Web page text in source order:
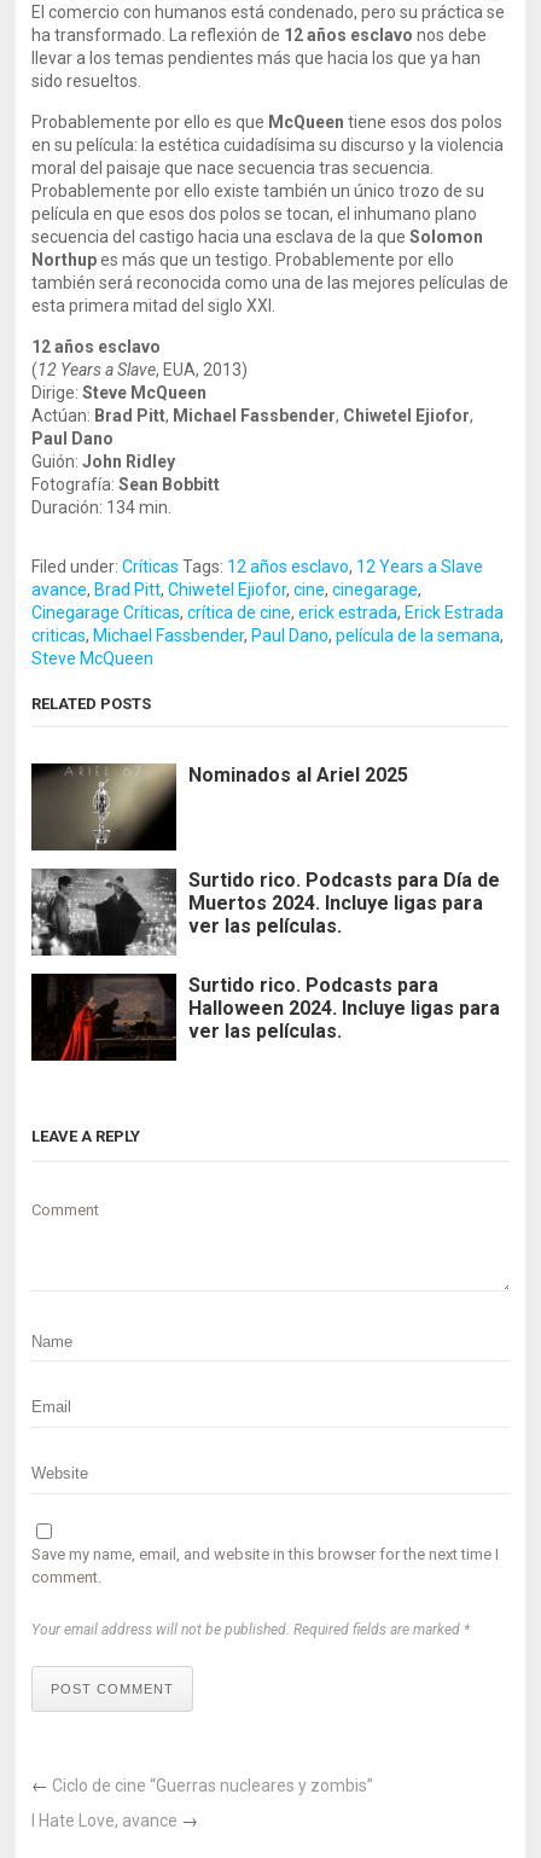
El comercio con humanos está condenado, pero su práctica se
ha transformado. La reflexión de 12 años esclavo nos debe
llevar a los temas pendientes más que hacia los que ya han
sido resueltos.
Probablemente por ello es que McQueen tiene esos dos polos
en su película: la estética cuidadísima su discurso y la violencia
moral del paisaje que nace secuencia tras secuencia.
Probablemente por ello existe también un único trozo de su
película en que esos dos polos se tocan, el inhumano plano
secuencia del castigo hacia una esclava de la queSolomon
Northupes más que un testigo. Probablemente por ello
también será reconocida como una de las mejores películas de
esta primera mitad del siglo XXI.
12 años esclavo
(12 Years a Slave, EUA, 2013)
Dirige:Steve McQueen
Actúan: Brad Pitt, Michael Fassbender, Chiwetel Ejiofor,
Paul Dano
Guión:John Ridley
Fotografía:Sean Bobbitt
Duración: 134 min.
Filed under:Críticas Tags: 12 años esclavo, 12 Years a Slave
avance, Brad Pitt,Chiwetel Ejiofor,cine,cinegarage,
Cinegarage Críticas,crítica de cine,erick estrada, Erick Estrada
criticas, Michael Fassbender, Paul Dano,película de la semana,
Steve McQueen
RELATED POSTS
Nominados al Ariel 2025
Surtido rico. Podcasts para Día de
Muertos 2024. Incluye ligas para
ver las películas.
Surtido rico. Podcasts para
Halloween 2024. Incluye ligas para
ver las películas.
LEAVE A REPLY
Comment
Save my name, email, and website in this browser for the next time I
comment.
Your email address will not be published. Required fields are marked *
POST COMMENT
← Ciclo de cine “Guerras nucleares y zombis”
I Hate Love, avance →